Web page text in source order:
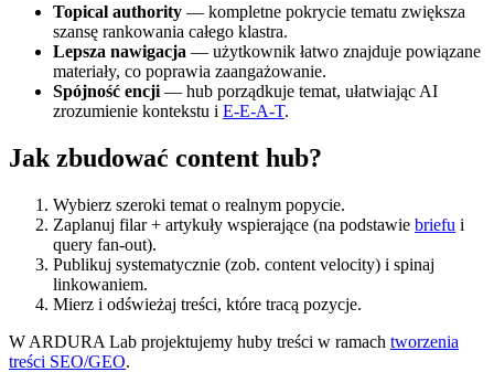
Topical authority — kompletne pokrycie tematu zwiększa
szansę rankowania całego klastra.
Lepsza nawigacja — użytkownik łatwo znajduje powiązane
materiały, co poprawia zaangażowanie.
Spójność encji — hub porządkuje temat, ułatwiając AI
zrozumienie kontekstu i E-E-A-T.
Jak zbudować content hub?
Wybierz szeroki temat o realnym popycie.
Zaplanuj filar + artykuły wspierające (na podstawie briefu i
query fan-out).
Publikuj systematycznie (zob. content velocity) i spinaj
linkowaniem.
Mierz i odświeżaj treści, które tracą pozycje.
W ARDURA Lab projektujemy huby treści w ramach tworzenia
treści SEO/GEO.